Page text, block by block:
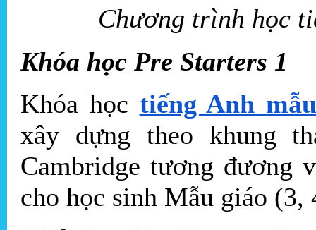
Chương trình học
Khóa học Pre Starters 1
Khóa học tiếng Anh
xây dựng theo khung
Cambridge tương đương
cho học sinh Mẫu giáo (3,